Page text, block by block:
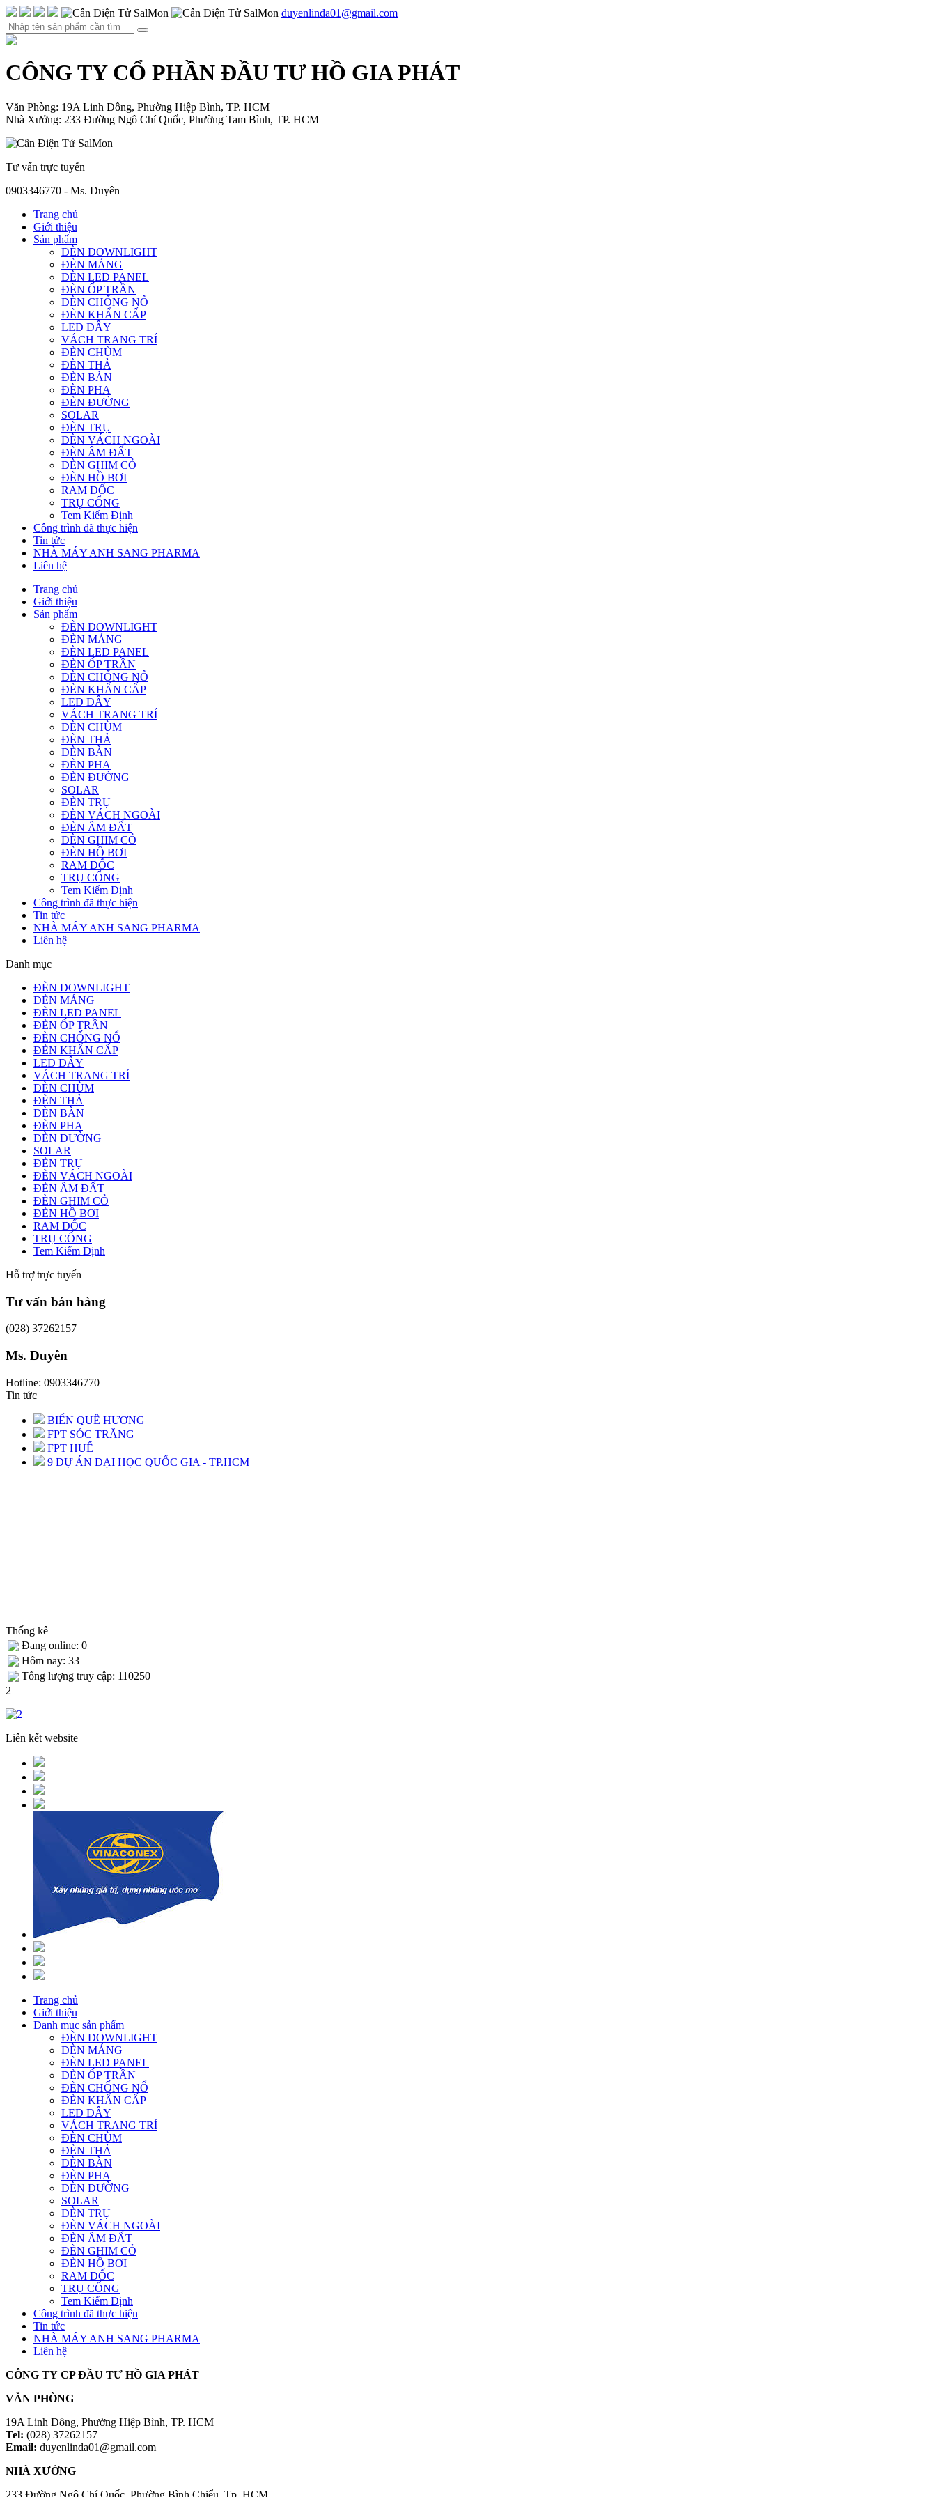
duyenlinda01@gmail.com
CÔNG TY CỔ PHẦN ĐẦU TƯ HỒ GIA PHÁT
Văn Phòng: 19A Linh Đông, Phường Hiệp Bình, TP. HCM
Nhà Xưởng: 233 Đường Ngô Chí Quốc, Phường Tam Bình, TP. HCM
Tư vấn trực tuyến
0903346770 - Ms. Duyên
Trang chủ
Giới thiệu
Sản phẩm
ĐÈN DOWNLIGHT
ĐÈN MÁNG
ĐÈN LED PANEL
ĐÈN ỐP TRẦN
ĐÈN CHỐNG NỔ
ĐÈN KHẨN CẤP
LED DÂY
VÁCH TRANG TRÍ
ĐÈN CHÙM
ĐÈN THẢ
ĐÈN BÀN
ĐÈN PHA
ĐÈN ĐƯỜNG
SOLAR
ĐÈN TRỤ
ĐÈN VÁCH NGOÀI
ĐÈN ÂM ĐẤT
ĐÈN GHIM CỎ
ĐÈN HỒ BƠI
RAM DỐC
TRỤ CỔNG
Tem Kiểm Định
Công trình đã thực hiện
Tin tức
NHÀ MÁY ANH SANG PHARMA
Liên hệ
Trang chủ
Giới thiệu
Sản phẩm
ĐÈN DOWNLIGHT
ĐÈN MÁNG
ĐÈN LED PANEL
ĐÈN ỐP TRẦN
ĐÈN CHỐNG NỔ
ĐÈN KHẨN CẤP
LED DÂY
VÁCH TRANG TRÍ
ĐÈN CHÙM
ĐÈN THẢ
ĐÈN BÀN
ĐÈN PHA
ĐÈN ĐƯỜNG
SOLAR
ĐÈN TRỤ
ĐÈN VÁCH NGOÀI
ĐÈN ÂM ĐẤT
ĐÈN GHIM CỎ
ĐÈN HỒ BƠI
RAM DỐC
TRỤ CỔNG
Tem Kiểm Định
Công trình đã thực hiện
Tin tức
NHÀ MÁY ANH SANG PHARMA
Liên hệ
Danh mục
ĐÈN DOWNLIGHT
ĐÈN MÁNG
ĐÈN LED PANEL
ĐÈN ỐP TRẦN
ĐÈN CHỐNG NỔ
ĐÈN KHẨN CẤP
LED DÂY
VÁCH TRANG TRÍ
ĐÈN CHÙM
ĐÈN THẢ
ĐÈN BÀN
ĐÈN PHA
ĐÈN ĐƯỜNG
SOLAR
ĐÈN TRỤ
ĐÈN VÁCH NGOÀI
ĐÈN ÂM ĐẤT
ĐÈN GHIM CỎ
ĐÈN HỒ BƠI
RAM DỐC
TRỤ CỔNG
Tem Kiểm Định
Hỗ trợ trực tuyến
Tư vấn bán hàng
(028) 37262157
Ms. Duyên
Hotline: 0903346770
Tin tức
BIỂN QUÊ HƯƠNG
FPT SÓC TRĂNG
FPT HUẾ
9 DỰ ÁN ĐẠI HỌC QUỐC GIA - TP.HCM
Thống kê
Đang online: 0
Hôm nay: 33
Tống lượng truy cập: 110250
2
Liên kết website
Trang chủ
Giới thiệu
Danh mục sản phẩm
ĐÈN DOWNLIGHT
ĐÈN MÁNG
ĐÈN LED PANEL
ĐÈN ỐP TRẦN
ĐÈN CHỐNG NỔ
ĐÈN KHẨN CẤP
LED DÂY
VÁCH TRANG TRÍ
ĐÈN CHÙM
ĐÈN THẢ
ĐÈN BÀN
ĐÈN PHA
ĐÈN ĐƯỜNG
SOLAR
ĐÈN TRỤ
ĐÈN VÁCH NGOÀI
ĐÈN ÂM ĐẤT
ĐÈN GHIM CỎ
ĐÈN HỒ BƠI
RAM DỐC
TRỤ CỔNG
Tem Kiểm Định
Công trình đã thực hiện
Tin tức
NHÀ MÁY ANH SANG PHARMA
Liên hệ
CÔNG TY CP ĐẦU TƯ HỒ GIA PHÁT
VĂN PHÒNG
19A Linh Đông, Phường Hiệp Bình, TP. HCM
Tel: (028) 37262157
Email: duyenlinda01@gmail.com
NHÀ XƯỞNG
233 Đường Ngô Chí Quốc, Phường Bình Chiểu, Tp. HCM